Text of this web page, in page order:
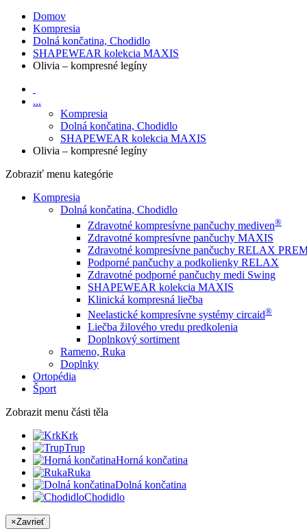
Domov
Kompresia
Dolná končatina, Chodidlo
SHAPEWEAR kolekcia MAXIS
Olivia – kompresné legíny
...
Kompresia
Dolná končatina, Chodidlo
SHAPEWEAR kolekcia MAXIS
Olivia – kompresné legíny
Zobraziť menu kategórie
Kompresia
Dolná končatina, Chodidlo
Zdravotné kompresívne pančuchy mediven®
Zdravotné kompresívne pančuchy MAXIS
Zdravotné kompresívne pančuchy RELAX
Podporné pančuchy a podkolienky RELAX
Zdravotné podporné pančuchy medi Swing
SHAPEWEAR kolekcia MAXIS
Klinická kompresná liečba
Neelastické kompresívne systémy circaid®
Liečba žilového vredu predkolenia
Doplnkový sortiment
Rameno, Ruka
Doplnky
Ortopédia
Šport
Zobrazit menu části těla
Krk
Trup
Horná končatina
Ruka
Dolná končatina
Chodidlo
×Zavrieť